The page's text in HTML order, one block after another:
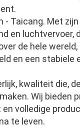
- Taicang. Met
en luchtvervoer,
de hele wereld,
en een stabiele
kwaliteit die,
Wij bieden
volledige
te leven.